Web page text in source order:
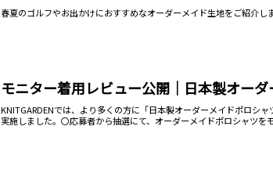
春夏のゴルフやお出かけにおすすめなオーダーメイド生地をご紹介しま
モニター着用レビュー公開｜日本製オー
KNITGARDENでは、より多くの方に「日本製オーダーメイドポロシ
実施しました。〇応募者から抽選にて、オーダーメイドポロシャツを